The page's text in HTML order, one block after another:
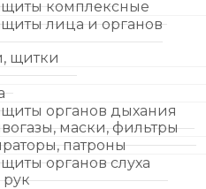
комплексные
лица и органов
щитки
органов дыхания
маски, фильтры
патроны
органов слуха
рук